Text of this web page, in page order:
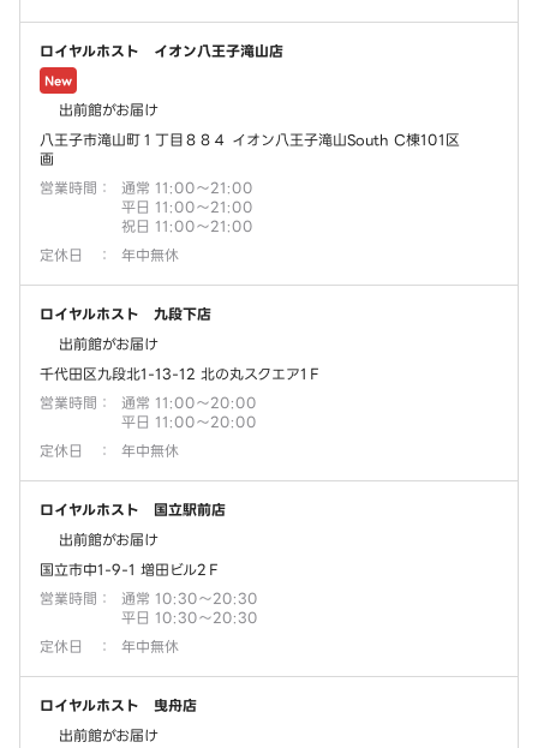
ロイヤルホスト イオン八王子滝山店
New
出前館がお届け
八王子市滝山町１丁目８８４ イオン八王子滝山South C棟101区
画
営業時間 ：
通常 11:00～21:00
平日 11:00～21:00
祝日 11:00～21:00
定休日
： 年中無休
ロイヤルホスト 九段下店
出前館がお届け
千代田区九段北1-13-12 北の丸スクエア1Ｆ
営業時間 ：
通常 11:00～20:00
平日 11:00～20:00
定休日
： 年中無休
ロイヤルホスト 国立駅前店
出前館がお届け
国立市中1-9-1 増田ビル2Ｆ
営業時間 ：
通常 10:30～20:30
平日 10:30～20:30
定休日
： 年中無休
ロイヤルホスト 曳舟店
出前館がお届け